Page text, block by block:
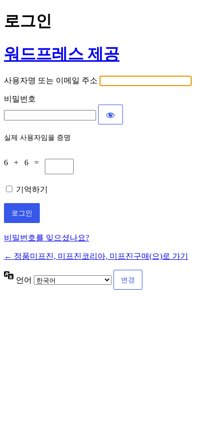
로그인
워드프레스 제공
사용자명 또는 이메일 주소
비밀번호
실제 사용자임을 증명
6 + 6 =
기억하기
비밀번호를 잊으셨나요?
← 정품미프진, 미프진코리아, 미프진구매(으)로 가기
언어